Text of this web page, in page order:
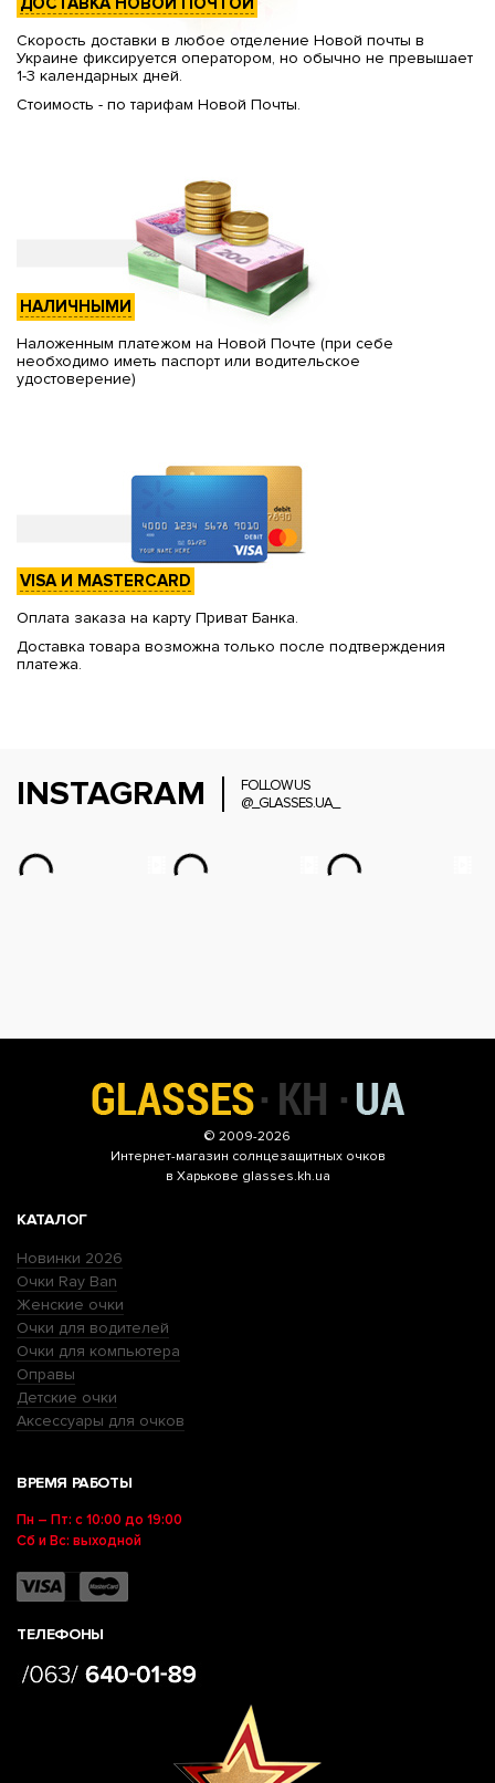
Скорость доставки в любое отделение Новой почты в
Украине фиксируется оператором, но обычно не превышает
1-3 календарных дней.
Стоимость - по тарифам Новой Почты.
НАЛИЧНЫМИ
Наложенным платежом на Новой Почте (при себе
необходимо иметь паспорт или водительское
удостоверение)
VISA И MASTERCARD
Оплата заказа на карту Приват Банка.
Доставка товара возможна только после подтверждения
платежа.
INSTAGRAM
FOLLOW US
@_GLASSES.UA_
© 2009-2026
Интернет-магазин солнцезащитных очков
в Харькове glasses.kh.ua
КАТАЛОГ
Новинки 2026
Очки Ray Ban
Женские очки
Очки для водителей
Очки для компьютера
Оправы
Детские очки
Аксессуары для очков
ВРЕМЯ РАБОТЫ
Пн – Пт: с 10:00 до 19:00
Сб и Вс: выходной
ТЕЛЕФОНЫ